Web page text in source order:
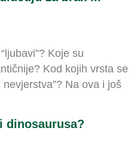
Koje su
Kod kojih vrsta se
Na ova i još
dinosaurusa?